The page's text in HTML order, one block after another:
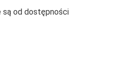
są od dostępności